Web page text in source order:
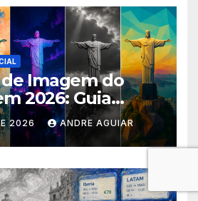
Imagem do
2026: Guia
Prompts para
suas Fotos
2026 ANDRE AGUIAR